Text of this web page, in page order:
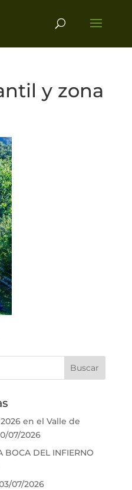
y zona
en el Valle de
07/2026
BOCA DEL INFIERNO
07/2026